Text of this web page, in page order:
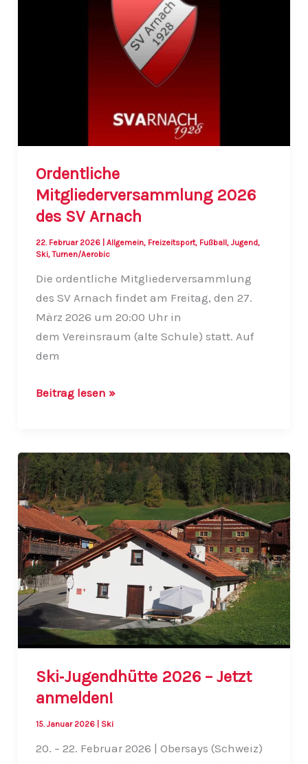
Ordentliche
Mitgliederversammlung 2026
des SV Arnach
22. Februar 2026 Allgemein, Freizeitsport, Fußball, Jugend,
Ski,Turnen/Aerobic
Die ordentliche Mitgliederversammlung
des SV Arnach findet am Freitag, den 27.
März 2026 um 20:00 Uhr in
dem Vereinsraum (alte Schule) statt. Auf
dem
Ordentliche
des
SV
Arnach
Beitrag lesen »
Ski‑Jugendhütte 2026 – Jetzt
anmelden!
15. Januar 2026 Ski
20. – 22. Februar 2026 | Obersays (Schweiz)